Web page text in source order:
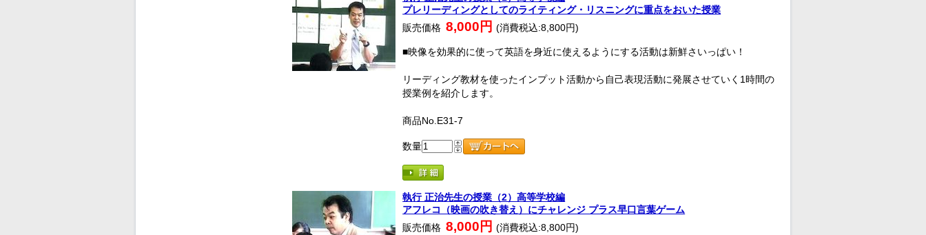
プレリーディングとしてのライティング・リスニングに重点をおいた授業
販売価格 8,000円 (消費税込:8,800円)
■映像を効果的に使って英語を身近に使えるようにする活動は新鮮さいっぱい！
リーディング教材を使ったインプット活動から自己表現活動に発展させていく1時間の
授業例を紹介します。
商品No.E31-7
数量
執行 正治先生の授業（2）高等学校編
アフレコ（映画の吹き替え）にチャレンジ プラス早口言葉ゲーム
販売価格 8,000円 (消費税込:8,800円)